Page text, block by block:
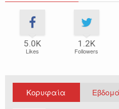
5.0Κ
Likes
1.2Κ
Followers
Κορυφαία